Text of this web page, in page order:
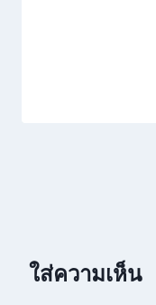
ใส่ความเห็น